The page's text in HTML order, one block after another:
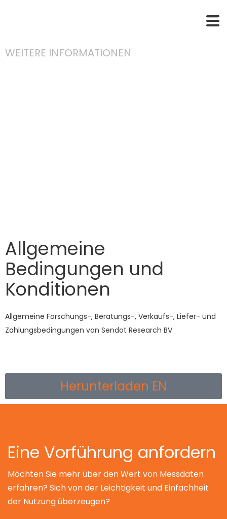
WEITERE INFORMATIONEN
Allgemeine
Bedingungen und
Konditionen
Allgemeine Forschungs-, Beratungs-, Verkaufs-, Liefer- und
Zahlungsbedingungen von Sendot Research BV
Herunterladen EN
Eine Vorführung anfordern
Möchten Sie mehr über den Wert von Messdaten
erfahren? Sich von der Leichtigkeit und Einfachheit
der Nutzung überzeugen?